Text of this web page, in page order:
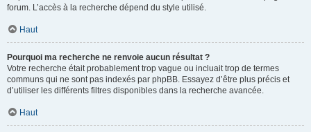
forum. L’accès à la recherche dépend du style utilisé.
Haut
Pourquoi ma recherche ne renvoie aucun résultat ?
Votre recherche était probablement trop vague ou incluait trop de termes
communs qui ne sont pas indexés par phpBB. Essayez d’être plus précis et
d’utiliser les différents filtres disponibles dans la recherche avancée.
Haut